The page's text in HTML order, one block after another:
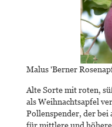
Malus 'Berner
Alte Sorte mit roten,
als Weihnachtsapfel
Pollenspender, der bei
für mittlere und höhere